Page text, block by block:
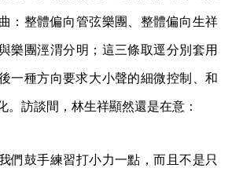
：整體偏向管弦樂團、整體偏向生祥
樂團涇渭分明；這三條取逕分別套用
一種方向要求大小聲的細微控制、和
。訪談間，林生祥顯然還是在意：
們鼓手練習打小力一點，而且不是只